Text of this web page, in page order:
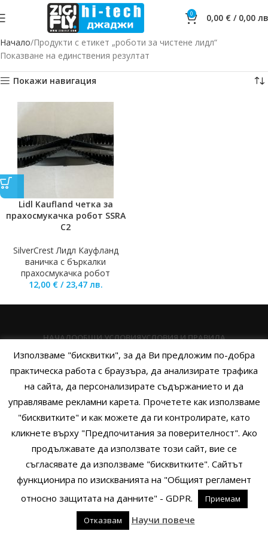
0 0,00 € / 0,00
Начало Продукти с етикет „роботи за чистене лидл“
Показване на единствения резултат
Покажи навигация
Lidl Kaufland четка за
прахосмукачка робот SSRA
C2
SilverCrest Лидл Кауфланд
ваничка с бъркалки
прахосмукачка робот
12,00 € / 23,47 лв.
НАЧАЛООБЩИ УСЛОВИЯУСЛОВИЯ И ПРАВИЛА
ПОЛИТИКА НА БИСКВИТКИТЕПОЛИТИКА ЗА ПОВЕРИТЕЛНОСТ
НАЧИНИ НА ПЛАЩАНЕИЗПРАТЕТЕ ЗАПИТВАНЕ
Copyright © 2014 - 2024 Zigifly.com — Developed byWe Work With
You
Използваме "бисквитки", за да Ви предложим по-добра
практическа работа с браузъра, да анализирате трафика
на сайта, да персонализирате съдържанието и да
управляваме рекламни карета. Прочетете как използваме
"бисквитките" и как можете да ги контролирате, като
кликнете върху "Предпочитания за поверителност". Ако
продължавате да използвате този сайт, вие се
съгласявате да използваме "бисквитките". Сайтът
функционира по изискванията на "Общият регламент
относно защитата на данните" - GDPR.
Приемам
Отказвам
Научи повече